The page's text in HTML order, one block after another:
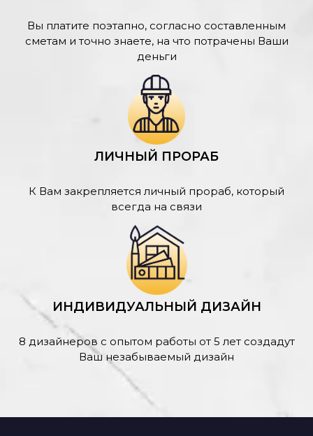
Вы платите поэтапно, согласно составленным
сметам и точно знаете, на что потрачены Ваши
деньги
ЛИЧНЫЙ ПРОРАБ
К Вам закрепляется личный прораб, который
всегда на связи
ИНДИВИДУАЛЬНЫЙ ДИЗАЙН
8 дизайнеров с опытом работы от 5 лет создадут
Ваш незабываемый дизайн